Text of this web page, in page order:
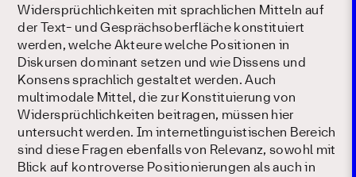
Widersprüchlichkeiten mit sprachlichen Mitteln auf
der Text- und Gesprächsoberfläche konstituiert
werden, welche Akteure welche Positionen in
Diskursen dominant setzen und wie Dissens und
Konsens sprachlich gestaltet werden. Auch
multimodale Mittel, die zur Konstituierung von
Widersprüchlichkeiten beitragen, müssen hier
untersucht werden. Im internetlinguistischen Bereich
sind diese Fragen ebenfalls von Relevanz, sowohl mit
Blick auf kontroverse Positionierungen als auch in